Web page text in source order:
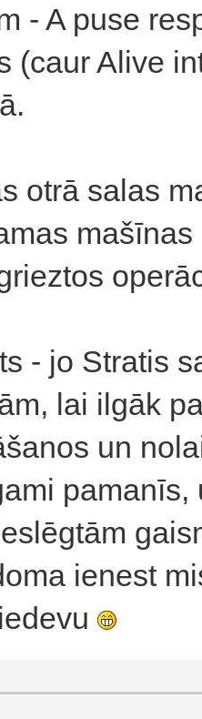
- A puse
(caur Alive
otrā salas
- jo Stratis
lai ilgāk
un
ienest